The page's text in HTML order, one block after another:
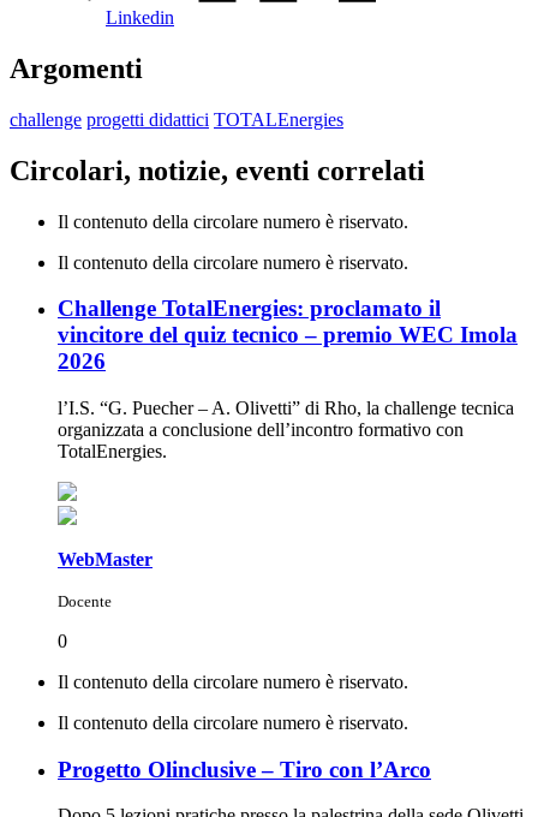
Linkedin
Argomenti
challenge progetti didattici TOTALEnergies
Circolari, notizie, eventi correlati
Il contenuto della circolare numero è riservato.
Il contenuto della circolare numero è riservato.
Challenge TotalEnergies: proclamato il
vincitore del quiz tecnico – premio WEC Imola
2026
l’I.S. “G. Puecher – A. Olivetti” di Rho, la challenge tecnica
organizzata a conclusione dell’incontro formativo con
TotalEnergies.
WebMaster
Docente
0
Il contenuto della circolare numero è riservato.
Il contenuto della circolare numero è riservato.
Progetto Olinclusive – Tiro con l’Arco